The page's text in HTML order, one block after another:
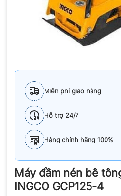
Miễn phí giao hàng
Hỗ trợ 24/7
Hàng chính hãng 100%
Máy đầm nén bê
INGCO GCP125-4